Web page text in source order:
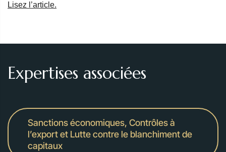
Lisez l’article.
Expertises associées
Sanctions économiques, Contrôles à
l’export et Lutte contre le blanchiment de
capitaux